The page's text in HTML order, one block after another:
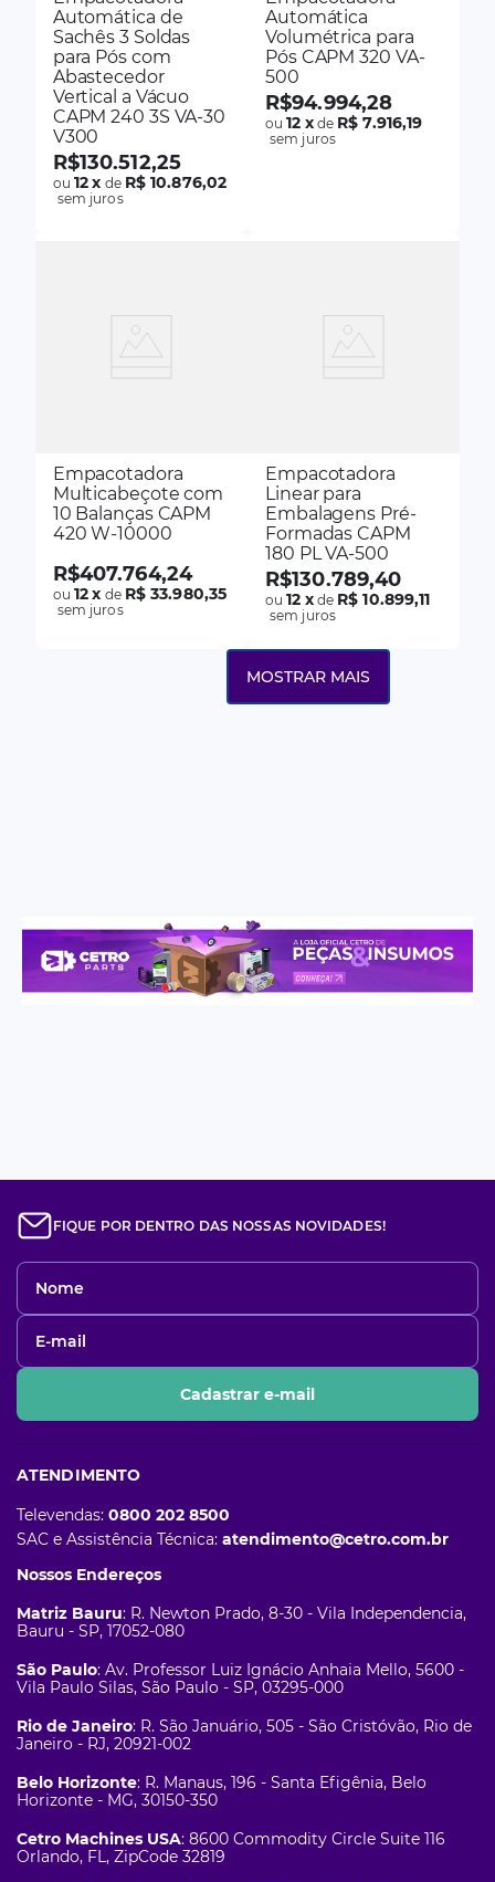
Automática de
Sachês 3 Soldas
para Pós com
Abastecedor
Vertical a Vácuo
CAPM 240 3S VA-30
V300
R$130.512,25
ou12x de R$ 10.876,02
sem juros
Automática
Volumétrica para
Pós CAPM 320 VA-
500
R$94.994,28
ou12 xde R$ 7.916,19
sem juros
Empacotadora
Multicabeçote com
10 Balanças CAPM
420 W-10000
R$407.764,24
ou12x de R$ 33.980,35
sem juros
Empacotadora
Linear para
Embalagens Pré-
Formadas CAPM
180 PL VA-500
R$130.789,40
ou12 xde R$ 10.899,11
sem juros
MOSTRAR MAIS
FIQUE POR DENTRO DAS NOSSAS NOVIDADES!
Cadastrar e-mail
ATENDIMENTO
Televendas: 0800 202 8500
SAC e Assistência Técnica: atendimento@cetro.com.br
Nossos Endereços
Matriz Bauru: R. Newton Prado, 8-30 - Vila Independencia,
Bauru - SP, 17052-080
São Paulo: Av. Professor Luiz Ignácio Anhaia Mello, 5600 -
Vila Paulo Silas, São Paulo - SP, 03295-000
Rio de Janeiro: R. São Januário, 505 - São Cristóvão, Rio de
Janeiro - RJ, 20921-002
Belo Horizonte: R. Manaus, 196 - Santa Efigênia, Belo
Horizonte - MG, 30150-350
Cetro Machines USA: 8600 Commodity Circle Suite 116
Orlando, FL, ZipCode 32819